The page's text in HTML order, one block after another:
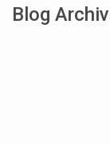
Blog